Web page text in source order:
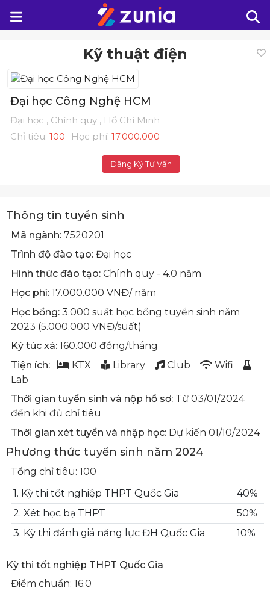
Kỹ thuật điện
Đại học Công Nghệ HCM
Đại học , Chính quy , Hồ Chí Minh
Chỉ tiêu: 100 Học phí: 17.000.000
Đăng Ký Tư Vấn
Thông tin tuyển sinh
Mã ngành: 7520201
Trình độ đào tạo: Đại học
Hình thức đào tạo: Chính quy - 4.0 năm
Học phí: 17.000.000 VNĐ/ năm
Học bổng: 3.000 suất học bổng tuyển sinh năm
2023 (5.000.000 VNĐ/suất)
Ký túc xá: 160.000 đồng/tháng
Tiện ích:
KTX Library Club
Wifi
Lab
Thời gian tuyển sinh và nộp hồ sơ: Từ 03/01/2024
đến khi đủ chỉ tiêu
Thời gian xét tuyển và nhập học: Dự kiến 01/10/2024
Phương thức tuyển sinh năm 2024
Tổng chỉ tiêu: 100
1. Kỳ thi tốt nghiệp THPT Quốc Gia
40%
2. Xét học bạ THPT
50%
3. Kỳ thi đánh giá năng lực ĐH Quốc Gia
10%
Kỳ thi tốt nghiệp THPT Quốc Gia
Điểm chuẩn: 16.0